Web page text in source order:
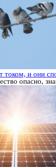
током, и они
опасно,